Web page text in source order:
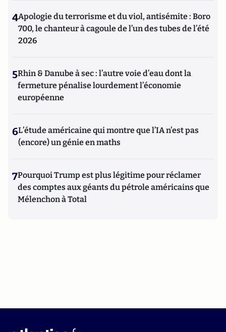
4Apologie du terrorisme et du viol, antisémite : Boro
700, le chanteur à cagoule de l’un des tubes de l’été
2026
5Rhin & Danube à sec : l’autre voie d’eau dont la
fermeture pénalise lourdement l’économie
européenne
6L’étude américaine qui montre que l’IA n’est pas
(encore) un génie en maths
7Pourquoi Trump est plus légitime pour réclamer
des comptes aux géants du pétrole américains que
Mélenchon à Total